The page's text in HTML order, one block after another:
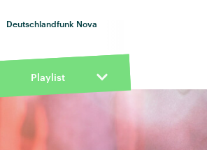
Deutschlandfunk Nova
Playlist